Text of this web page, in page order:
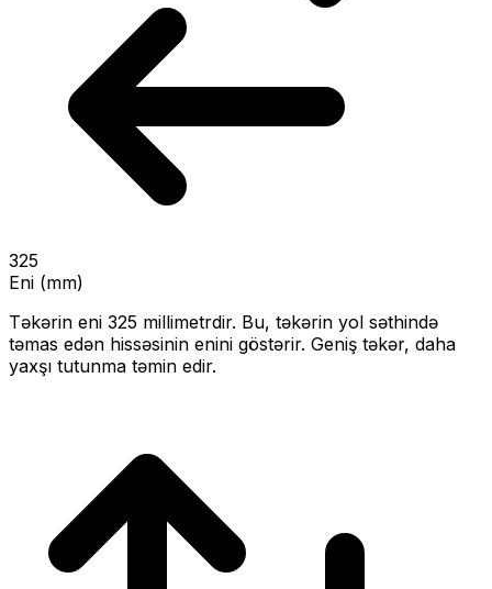
325
Eni (mm)
Təkərin eni 325 millimetrdir. Bu, təkərin yol səthində
təmas edən hissəsinin enini göstərir. Geniş təkər, daha
yaxşı tutunma təmin edir.